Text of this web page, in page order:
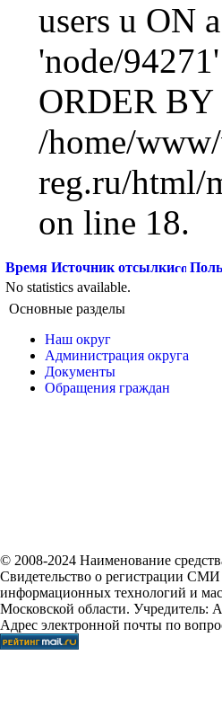
users u ON
'node/
ORDER
/home/
reg.ru/html/
on line 18.
Время Источник отсылки
No statistics available.
Основные разделы
Наш округ
Администрация округа
Документы
Обращения граждан
© 2008-2024 Наименование
Свидетельство о регистрации
информационных технологий и
Московской области. Учредитель:
Адрес электронной почты по